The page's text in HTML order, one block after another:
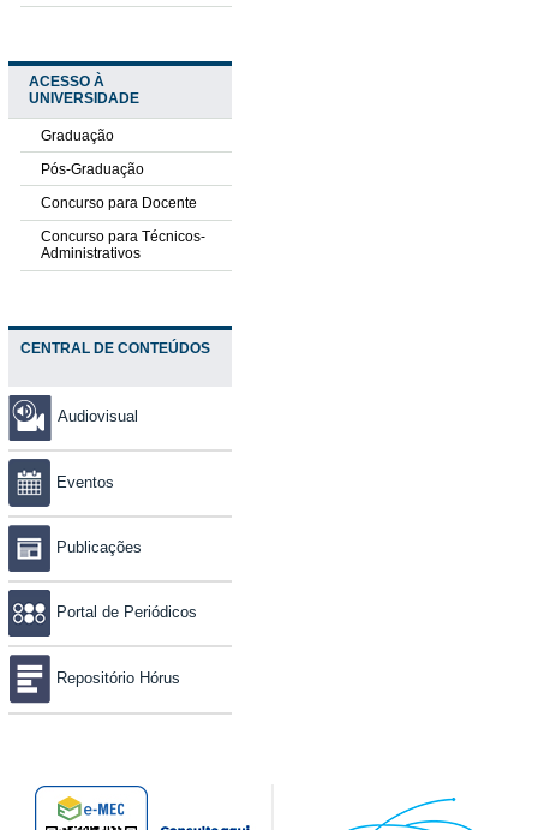
ACESSO À
UNIVERSIDADE
Graduação
Pós-Graduação
Concurso para Docente
Concurso para Técnicos-
Administrativos
CENTRAL DE CONTEÚDOS
Audiovisual
Eventos
Publicações
Portal de Periódicos
Repositório Hórus